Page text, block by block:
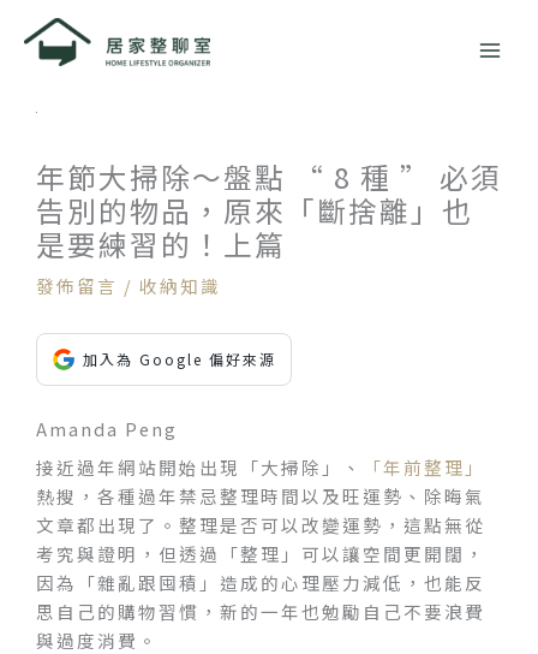
年節大掃除～盤點 “ 8 種 ” 必須
告別的物品，原來「斷捨離」也
是要練習的！上篇
發佈留言 / 收納知識
加入為 Google 偏好來源
Amanda Peng
接近過年網站開始出現「大掃除」、
「年前整理」
熱搜，各種過年禁忌整理時間以及旺運勢、除晦氣
文章都出現了。整理是否可以改變運勢，這點無從
考究與證明，但透過「整理」可以讓空間更開闊，
因為「雜亂跟囤積」造成的心理壓力減低，也能反
思自己的購物習慣，新的一年也勉勵自己不要浪費
與過度消費。